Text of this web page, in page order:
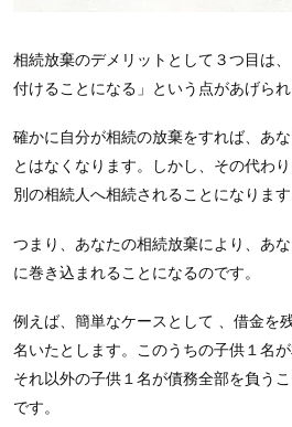
相続放棄のデメリットとして３つ目は
付けることになる」という点があげられ
確かに自分が相続の放棄をすれば、あ
とはなくなります。しかし、その代わ
別の相続人へ相続されることになります
つまり、あなたの相続放棄により、あ
に巻き込まれることになるのです。
例えば、簡単なケースとして 、借金を
名いたとします。このうちの子供１名
それ以外の子供１名が債務全部を負う
です。